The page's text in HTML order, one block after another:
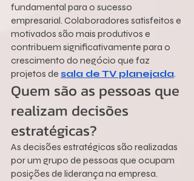
fundamental para o sucesso
empresarial. Colaboradores satisfeitos e
motivados são mais produtivos e
contribuem significativamente para o
crescimento do negócio que faz
projetos de sala de TV planejada.
Quem são as pessoas que
realizam decisões
estratégicas?
As decisões estratégicas são realizadas
por um grupo de pessoas que ocupam
posições de liderança na empresa.